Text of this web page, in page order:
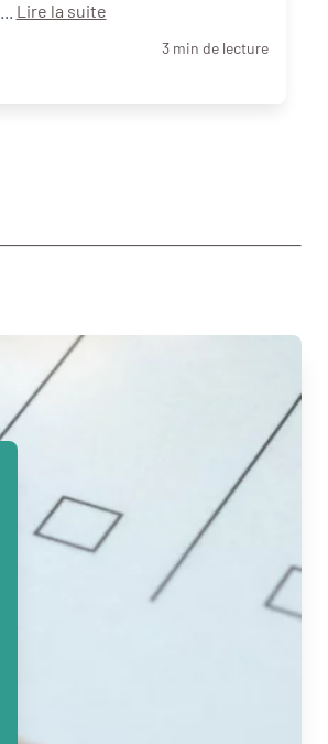
Lire la suite
3 min de lecture